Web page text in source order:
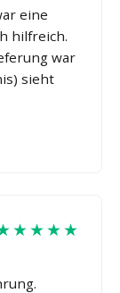
eine
hilfreich.
war
sieht